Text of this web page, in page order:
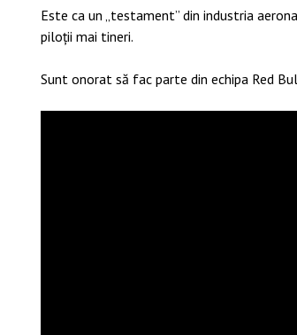
Este ca un „testament” din industria
piloții mai tineri.
Sunt onorat să fac parte din echipa Red